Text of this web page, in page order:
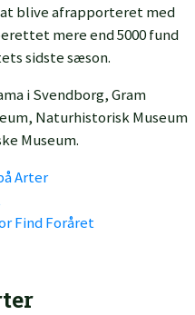
blive afrapporteret med
mere end 5000 fund
sidste sæson.
i Svendborg, Gram
Naturhistorisk Museum
Museum.
Arter
Find Foråret